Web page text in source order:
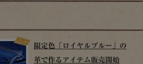
限定色「ロイヤルブルー」の
革で作るアイテム販売開始